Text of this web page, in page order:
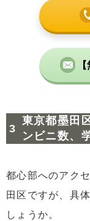
東京都墨田
ンビニ数、
都心部へのアク
田区ですが、具
しょうか。